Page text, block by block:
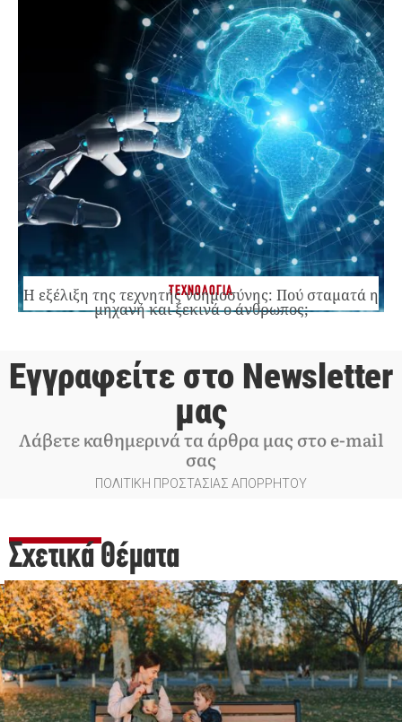
ΤΕΧΝΟΛΟΓΙΑ
Η εξέλιξη της τεχνητής νοημοσύνης: Πού σταματά η
μηχανή και ξεκινά ο άνθρωπος;
Εγγραφείτε στο Newsletter
μας
Λάβετε καθημερινά τα άρθρα μας στο e-mail
σας
ΠΟΛΙΤΙΚΗ ΠΡΟΣΤΑΣΙΑΣ ΑΠΟΡΡΗΤΟΥ
Σχετικά Θέματα